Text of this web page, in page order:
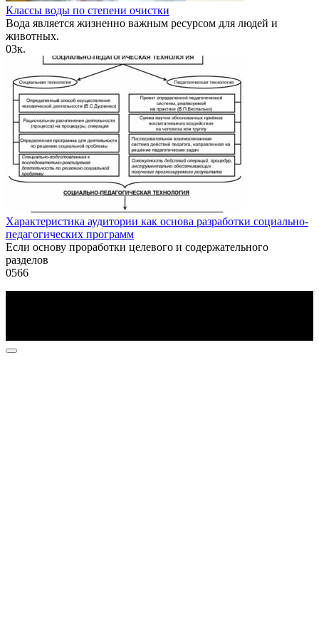
Классы воды по степени очистки
Вода является жизненно важным ресурсом для людей и
животных.
03к.
Характеристика аудитории как основа разработки социально-
педагогических программ
Если основу проработки целевого и содержательного
разделов
0566